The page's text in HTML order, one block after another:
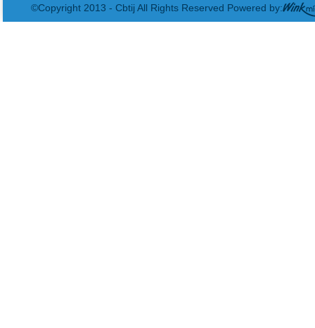
©Copyright 2013 - Cbtij All Rights Reserved Powered by: